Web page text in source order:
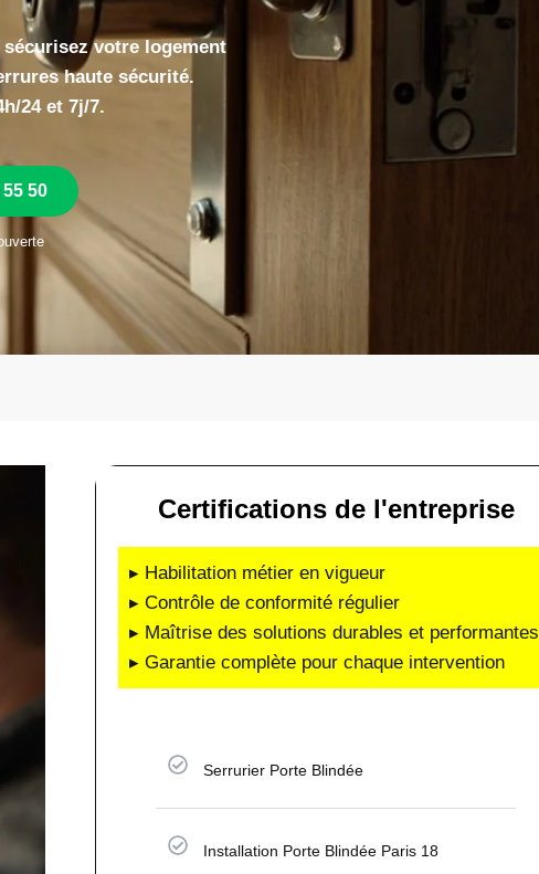
votre logement
haute sécurité.
24 et 7j/7.
50
Certifications de l'entreprise
▸ Habilitation métier en vigueur
▸ Contrôle de conformité régulier
▸ Maîtrise des solutions durables et performantes
▸ Garantie complète pour chaque intervention
Serrurier Porte Blindée
Installation Porte Blindée Paris 18